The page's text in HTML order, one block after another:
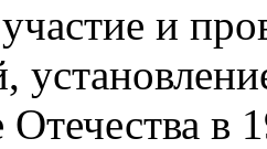
и
в